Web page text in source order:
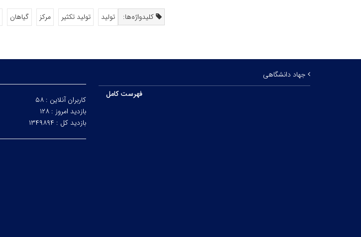
کلیدواژه‌ها: تولید تولید تکثیر مرکز گیاهان
جهاد دانشگاهی
فهرست کامل
کاربران آنلاین : ۵۸
بازدید امروز : ۱۲۸
بازدید کل : ۱۳۴۹۸۹۴